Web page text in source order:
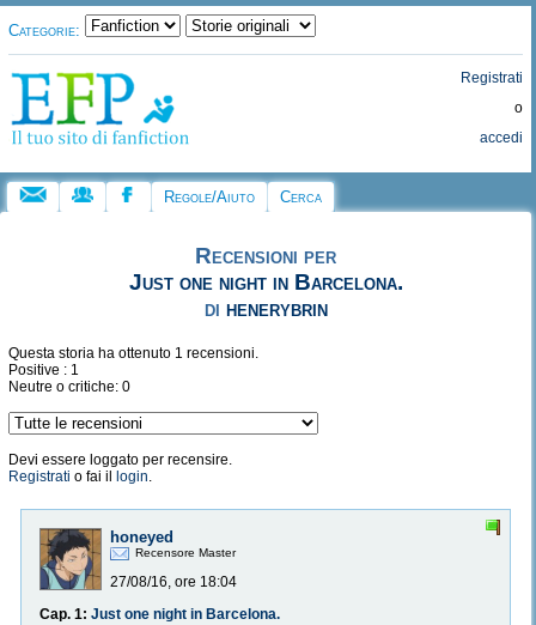
Categorie:
Registrati
o
accedi
Regole/Aiuto Cerca
Recensioni per
Just one night in Barcelona.
di henerybrin
Questa storia ha ottenuto 1 recensioni.
Positive : 1
Neutre o critiche: 0
Devi essere loggato per recensire.
Registrati o fai il login.
honeyed
Recensore Master
27/08/16, ore 18:04
Cap. 1: Just one night in Barcelona.